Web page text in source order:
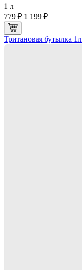
1 л
779 ₽ 1 199 ₽
Тритановая бутылка